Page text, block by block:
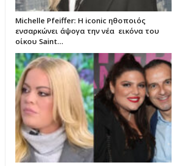
Michelle Pfeiffer: Η iconic ηθοποιός
ενσαρκώνει άψογα την νέα εικόνα του
oίκου Saint…